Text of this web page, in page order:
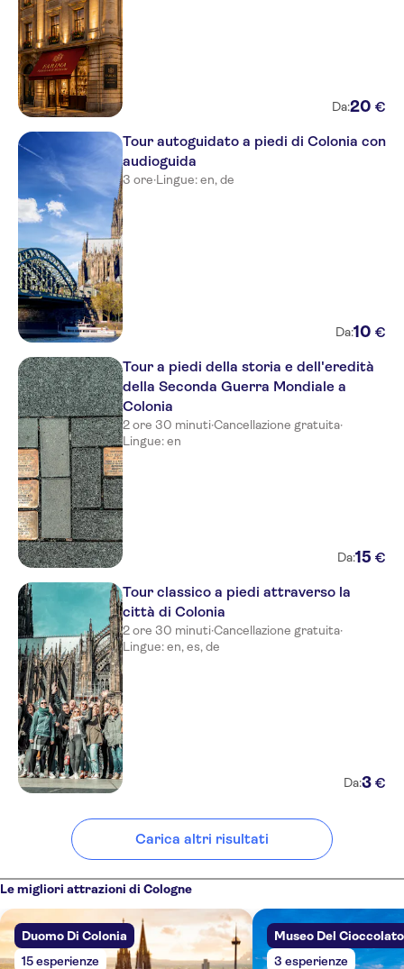
Hotel Zur Malzmuehle
Maritim Hotel Koln
Novum Hotel Ahl Meerkatzen
Cologne Altstadt
Hotel Engelbertz
Da:20 €
Tour autoguidato a piedi di Colonia con
audioguida
3 ore·Lingue: en, de
Da:10 €
Tour a piedi della storia e dell'eredità
della Seconda Guerra Mondiale a
Colonia
2 ore 30 minuti·Cancellazione gratuita·
Lingue: en
Da:15 €
Tour classico a piedi attraverso la
città di Colonia
2 ore 30 minuti·Cancellazione gratuita·
Lingue: en, es, de
Da:3 €
Carica altri risultati
Le migliori attrazioni di Cologne
Duomo Di Colonia
15 esperienze
Museo Del
3 esperienze